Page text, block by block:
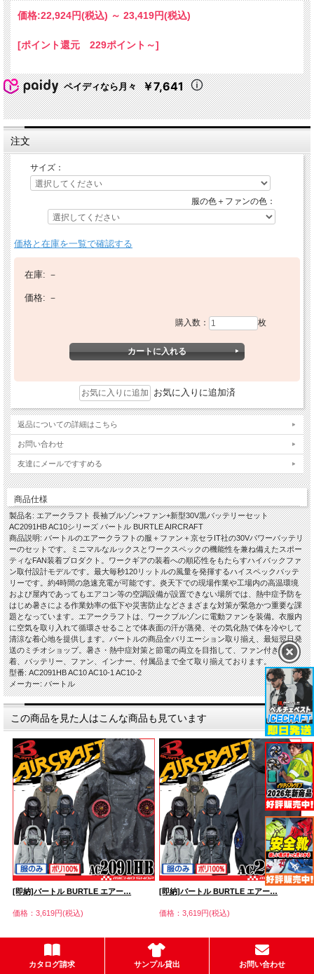
価格:22,924円(税込) ～ 23,419円(税込)
[ポイント還元 229ポイント～]
ペイディなら月々 ￥7,641
注文
サイズ：
服の色＋ファンの色：
価格と在庫を一覧で確認する
在庫: －
価格: －
購入数： 枚
お気に入りに追加済
返品についての詳細はこちら
お問い合わせ
友達にメールですすめる
商品仕様
製品名: エアークラフト 長袖ブルゾン+ファン+新型30V黒バッテリーセット
AC2091HB AC10シリーズ バートル BURTLE AIRCRAFT
商品説明: バートルのエアークラフトの服＋ファン＋京セラIT社の30Vパワーバッテリ
ーのセットです。ミニマルなルックスとワークスペックの機能性を兼ね備えたスポー
ティなFAN装着プロダクト。ワークギアの装着への順応性をもたらすハイバックファ
ン取付設計モデルです。最大毎秒120リットルの風量を発揮するハイスペックバッテ
リーです。約4時間の急速充電が可能です。炎天下での現場作業や工場内の高温環境
および屋内であってもエアコン等の空調設備が設置できない場所では、熱中症予防を
はじめ暑さによる作業効率の低下や災害防止などさまざまな対策が緊急かつ重要な課
題となっています。エアークラフトは、ワークブルゾンに電動ファンを装備。衣服内
に空気を取り入れて循環させることで体表面の汗が蒸発、その気化熱で体を冷やして
清涼な着心地を提供します。バートルの商品全バリエーション取り揃え、最短翌日発
送のミチオショップ。暑さ・熱中症対策と節電の両立を目指して、ファン付き作業
着、バッテリー、ファン、インナー、付属品まで全て取り揃えております。
型番: AC2091HB AC10 AC10-1 AC10-2
メーカー: バートル
この商品を見た人はこんな商品も見ています
[即納]バートル BURTLE エアー…
価格：3,619円(税込)
[即納]バートル BURTLE エアー…
価格：3,619円(税込)
カタログ請求 サンプル貸出 お問い合わせ